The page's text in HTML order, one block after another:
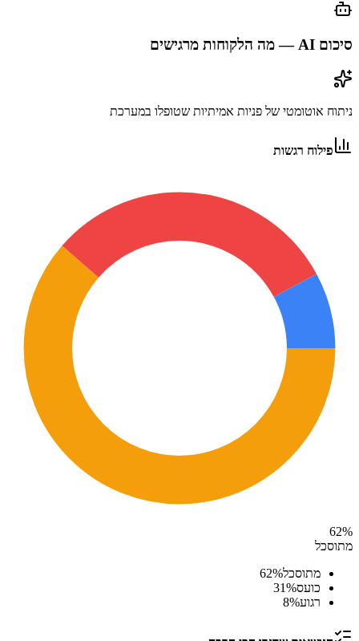
סיכום AI — מה הלקוחות מרגישים
ניתוח אוטומטי של פניות אמיתיות שטופלו במערכת
פילוח רגשות
62%
מתוסכל
מתוסכל
62%
כועס
31%
רגוע
8%